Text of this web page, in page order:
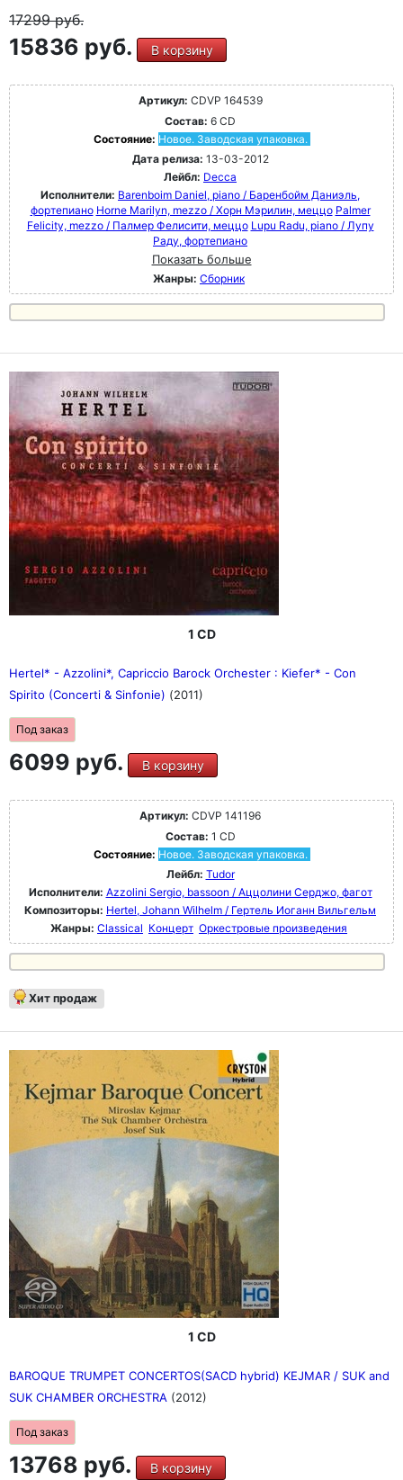
17299руб.
15836 руб. В корзину
Артикул: CDVP 164539
Состав: 6 CD
Состояние: Новое. Заводская упаковка.
Дата релиза: 13-03-2012
Лейбл: Decca
Исполнители: Barenboim Daniel, piano / Баренбойм Даниэль,
фортепиано Horne Marilyn, mezzo / Хорн Мэрилин, меццо Palmer
Felicity, mezzo / Палмер Фелисити, меццо Lupu Radu, piano / Лупу
Раду, фортепиано
Показать больше
Жанры: Сборник
1 CD
Hertel* - Azzolini*, Capriccio Barock Orchester : Kiefer* - Con
Spirito (Concerti & Sinfonie) (2011)
Под заказ
6099 руб. В корзину
Артикул: CDVP 141196
Состав: 1 CD
Состояние: Новое. Заводская упаковка.
Лейбл: Tudor
Исполнители: Azzolini Sergio, bassoon / Аццолини Серджо, фагот
Композиторы: Hertel, Johann Wilhelm / Гертель Иоганн Вильгельм
Жанры: Classical Концерт Оркестровые произведения
Хит продаж
1 CD
BAROQUE TRUMPET CONCERTOS(SACD hybrid) KEJMAR / SUK and
SUK CHAMBER ORCHESTRA (2012)
Под заказ
13768 руб. В корзину